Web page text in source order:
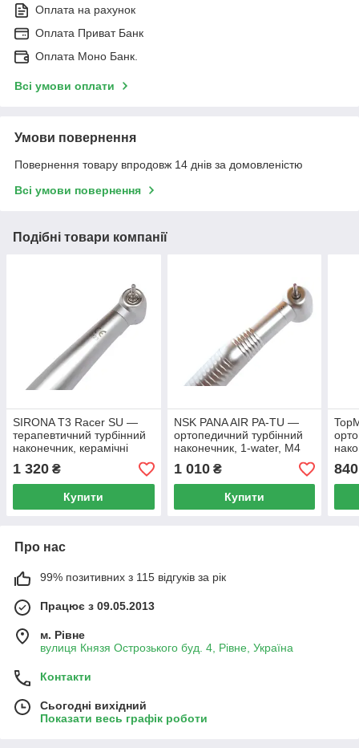
Оплата на рахунок
Оплата Приват Банк
Оплата Моно Банк.
Всі умови оплати
Умови повернення
Повернення товару впродовж 14 днів за домовленістю
Всі умови повернення
Подібні товари компанії
SIRONA T3 Racer SU —
терапевтичний турбінний
наконечник, керамічні
підшипники, M4
1 320 ₴
Купити
NSK PANA AIR PA-TU —
ортопедичний турбінний
наконечник, 1-water, M4
1 010₴
Купити
840
Про нас
99% позитивних з 115 відгуків за рік
Працює з 09.05.2013
м. Рівне
вулиця Князя Острозького буд. 4, Рівне, Україна
Контакти
Сьогодні вихідний
Показати весь графік роботи